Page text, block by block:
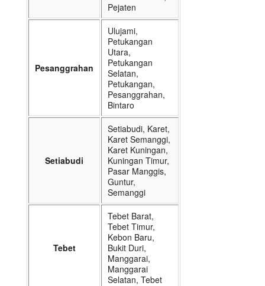
Pejaten
Pesanggrahan
Ulujami,
Petukangan
Utara,
Petukangan
Selatan,
Petukangan,
Pesanggrahan,
Bintaro
Setiabudi
Setiabudi, Karet,
Karet Semanggi,
Karet Kuningan,
Kuningan Timur,
Pasar Manggis,
Guntur,
Semanggi
Tebet
Tebet Barat,
Tebet Timur,
Kebon Baru,
Bukit Duri,
Manggarai,
Manggarai
Selatan, Tebet